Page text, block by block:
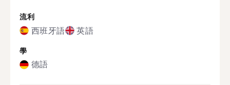
流利
西班牙語 英語
學
德語